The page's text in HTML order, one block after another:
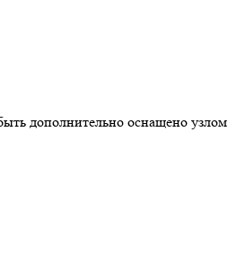
дополнительно оснащено узлом